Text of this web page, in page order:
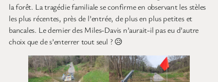
la forêt. La tragédie familiale se confirme en observant les stèles
les plus récentes, près de l’entrée, de plus en plus petites et
bancales. Le dernier des Miles-Davis n’aurait-il pas eu d’autre
choix que de s’enterrer tout seul ? 😥